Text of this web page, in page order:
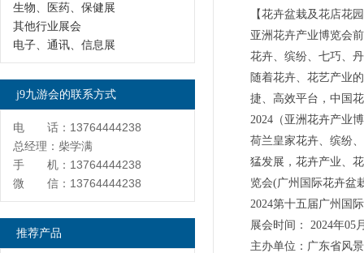
【花卉盆栽及花店花
亚洲花卉产业博览会
花卉、缤纷、七巧、
随着花卉、花艺产业
捷、高效平台，中国
2024（亚洲花卉产业
荷兰皇家花卉、缤纷
猛发展，花卉产业、
览会(广州国际花卉盆
2024第十五届广州国
展会时间： 2024年
主办单位：广东省
生物、医药、保健展
其他行业展会
电子、通讯、信息展
j9九游会的联系方式
电 话：13764444238
总经理：柴学满
手 机：13764444238
微 信：13764444238
推荐产品